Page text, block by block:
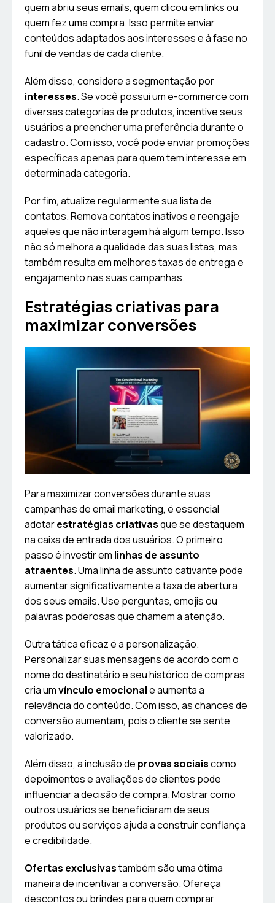
quem abriu seus emails, quem clicou em links ou
quem fez uma compra. Isso permite enviar
conteúdos adaptados aos interesses e à fase no
funil de vendas de cada cliente.
Além disso, considere a segmentação por
interesses. Se você possui um e-commerce com
diversas categorias de produtos, incentive seus
usuários a preencher uma preferência durante o
cadastro. Com isso, você pode enviar promoções
específicas apenas para quem tem interesse em
determinada categoria.
Por fim, atualize regularmente sua lista de
contatos. Remova contatos inativos e reengaje
aqueles que não interagem há algum tempo. Isso
não só melhora a qualidade das suas listas, mas
também resulta em melhores taxas de entrega e
engajamento nas suas campanhas.
Estratégias criativas para
maximizar conversões
Para maximizar conversões durante suas
campanhas de email marketing, é essencial
adotarestratégias criativasque se destaquem
na caixa de entrada dos usuários. O primeiro
passo é investir em linhas de assunto
atraentes. Uma linha de assunto cativante pode
aumentar significativamente a taxa de abertura
dos seus emails. Use perguntas, emojis ou
palavras poderosas que chamem a atenção.
Outra tática eficaz é a personalização.
Personalizar suas mensagens de acordo com o
nome do destinatário e seu histórico de compras
cria umvínculo emocionale aumenta a
relevância do conteúdo. Com isso, as chances de
conversão aumentam, pois o cliente se sente
valorizado.
Além disso, a inclusão de provas sociaiscomo
depoimentos e avaliações de clientes pode
influenciar a decisão de compra. Mostrar como
outros usuários se beneficiaram de seus
produtos ou serviços ajuda a construir confiança
e credibilidade.
Ofertas exclusivastambém são uma ótima
maneira de incentivar a conversão. Ofereça
descontos ou brindes para quem comprar